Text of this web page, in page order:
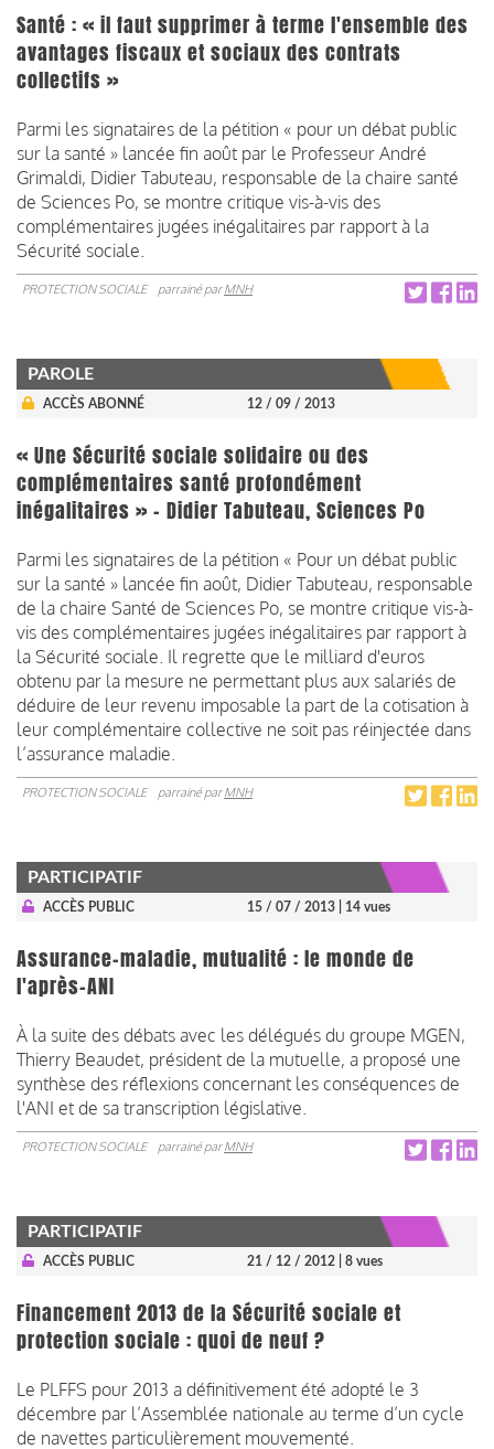
Santé : « il faut supprimer à terme l'ensemble des
avantages fiscaux et sociaux des contrats
collectifs »
Parmi les signataires de la pétition « pour un débat public
sur la santé » lancée fin août par le Professeur André
Grimaldi, Didier Tabuteau, responsable de la chaire santé
de Sciences Po, se montre critique vis-à-vis des
complémentaires jugées inégalitaires par rapport à la
Sécurité sociale.
PROTECTION SOCIALE parrainé parMNH
PAROLE
ACCÈS ABONNÉ 12 / 09 / 2013
« Une Sécurité sociale solidaire ou des
complémentaires santé profondément
inégalitaires » - Didier Tabuteau, Sciences Po
Parmi les signataires de la pétition « Pour un débat public
sur la santé » lancée fin août, Didier Tabuteau, responsable
de la chaire Santé de Sciences Po, se montre critique vis-à-
vis des complémentaires jugées inégalitaires par rapport à
la Sécurité sociale. Il regrette que le milliard d'euros
obtenu par la mesure ne permettant plus aux salariés de
déduire de leur revenu imposable la part de la cotisation à
leur complémentaire collective ne soit pas réinjectée dans
l’assurance maladie.
PROTECTION SOCIALE parrainé parMNH
PARTICIPATIF
ACCÈS PUBLIC 15 / 07 / 2013 | 14 vues
Assurance-maladie, mutualité : le monde de
l'après-ANI
À la suite des débats avec les délégués du groupe MGEN,
Thierry Beaudet, président de la mutuelle, a proposé une
synthèse des réflexions concernant les conséquences de
l'ANI et de sa transcription législative.
PROTECTION SOCIALE parrainé parMNH
PARTICIPATIF
ACCÈS PUBLIC 21 / 12 / 2012 | 8 vues
Financement 2013 de la Sécurité sociale et
protection sociale : quoi de neuf ?
Le PLFFS pour 2013 a définitivement été adopté le 3
décembre par l’Assemblée nationale au terme d’un cycle
de navettes particulièrement mouvementé.